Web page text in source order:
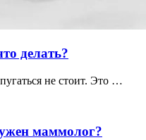
делать?
не стоит. Это …
маммолог?